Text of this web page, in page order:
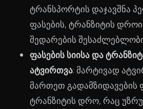
ტრანსპორტის დაჯავშნა
ფასების, ტრანზიტის
შედარების
ფასების სიისა და
ატვირთვა: მარტივად
მართეთ გადამზიდავების
ტრანზიტის დრო, რაც